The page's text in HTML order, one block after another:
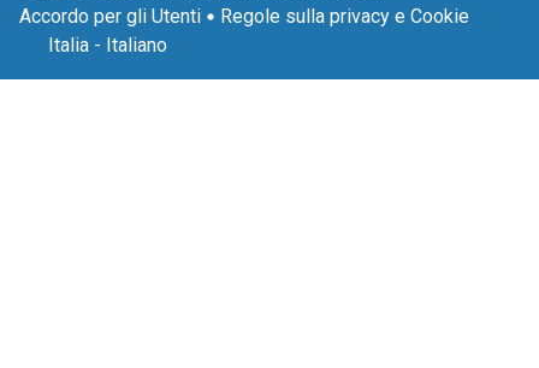
Accordo per gli Utenti
Regole sulla privacy e Cookie
Italia - Italiano